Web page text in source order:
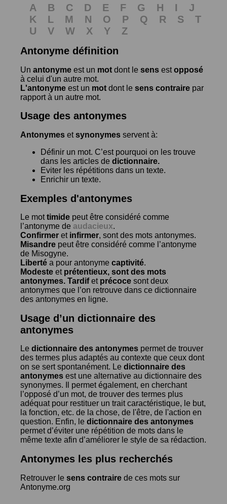
A B C D E F G H I
J
K
L M N O P Q R S
T
U
V W X Y
Z
Antonyme définition
Un antonyme est un mot dont le sens estopposé
à celui d'un autre mot.
L'antonyme est un mot dont le sens contraire par
rapport à un autre mot.
Usage des antonymes
Antonymes etsynonymes servent à:
Définir un mot. C’est pourquoi on les trouve
dans les articles de dictionnaire.
Eviter les répétitions dans un texte.
Enrichir un texte.
Exemples d'antonymes
Le mottimide peut être considéré comme
l’antonyme de audacieux.
Confirmer et infirmer, sont des mots antonymes.
Misandre peut être considéré comme l’antonyme
de Misogyne.
Liberté a pour antonyme captivité.
Modeste et prétentieux, sont des mots
antonymes. Tardifet précoce sont deux
antonymes que l’on retrouve dans ce dictionnaire
des antonymes en ligne.
Usage d’un dictionnaire des
antonymes
Le dictionnaire des antonymes permet de trouver
des termes plus adaptés au contexte que ceux dont
on se sert spontanément. Le dictionnaire des
antonymes est une alternative au dictionnaire des
synonymes. Il permet également, en cherchant
l’opposé d’un mot, de trouver des termes plus
adéquat pour restituer un trait caractéristique, le but,
la fonction, etc. de la chose, de l'être, de l'action en
question. Enfin, le dictionnaire des antonymes
permet d’éviter une répétition de mots dans le
même texte afin d’améliorer le style de sa rédaction.
Antonymes les plus recherchés
Retrouver le sens contraire de ces mots sur
Antonyme.org